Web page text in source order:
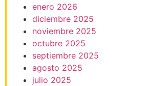
enero 2026
diciembre 2025
noviembre 2025
octubre 2025
septiembre 2025
agosto 2025
julio 2025